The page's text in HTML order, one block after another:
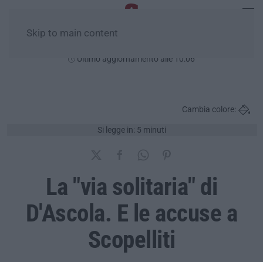
Skip to main content
Ultimo aggiornamento alle 10:06
Si legge in: 5 minuti
Cambia colore:
La "via solitaria" di
D'Ascola. E le accuse a
Scopelliti